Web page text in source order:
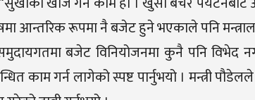
आन्तरिक रूपमा नै बजेट हुने भएकाले पनि
बजेट विनियोजनमा कुनै पनि विभेद
काम गर्न लागेको स्पष्ट पार्नुभयो । मन्त्री